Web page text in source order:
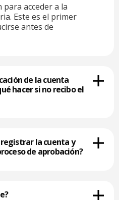
para acceder a la
Este es el primer
antes de
de la cuenta
hacer si no recibo el
registrar la cuenta y
de aprobación?